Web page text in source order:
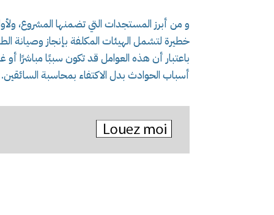
و من أبرز المستجدات التي تضمنها المشروع،
خطيرة لتشمل الهيئات المكلفة بإنجاز وصيانة
باعتبار أن هذه العوامل قد تكون سببًا مباشرًا
أسباب الحوادث بدل الاكتفاء بمحاسبة السائقين.